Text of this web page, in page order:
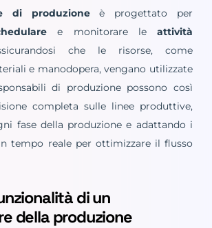
di produzioneè progettato per
e monitorare leattività
che le risorse, come
e manodopera, vengano utilizzate
di produzione possono così
completa sulle linee produttive,
fase della produzione e adattando i
tempo reale per ottimizzare il flusso
di un
della produzione